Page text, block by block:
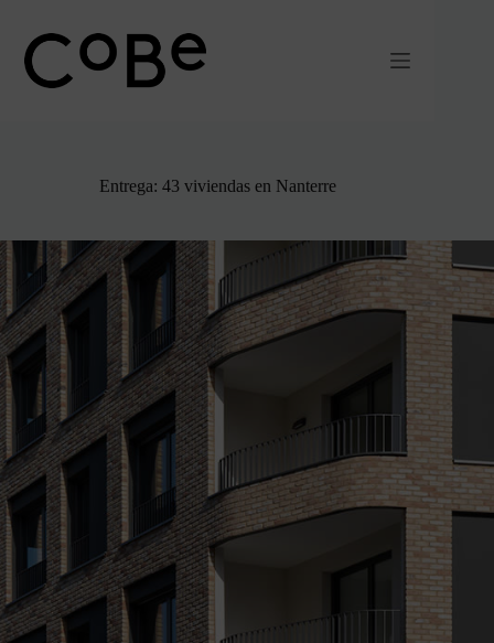
contenido
Entrega: 43 viviendas en Nanterre